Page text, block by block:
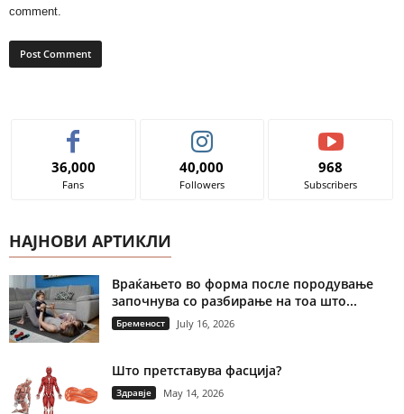
comment.
36,000
Fans
40,000
Followers
968
Subscribers
НАЈНОВИ АРТИКЛИ
Враќањето во форма после породување
започнува со разбирање на тоа што...
Бременост July 16, 2026
Што претставува фасција?
Здравје May 14, 2026